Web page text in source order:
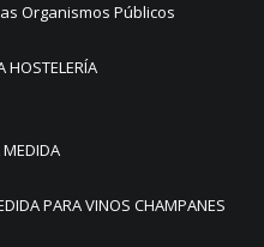
Organismos Públicos
HOSTELERÍA
MEDIDA
PARA VINOS CHAMPANES